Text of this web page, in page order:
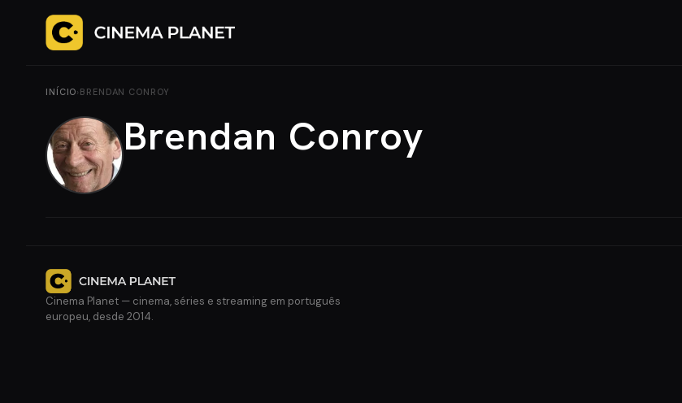
INÍCIO› BRENDAN CONROY
Brendan Conroy
Cinema Planet — cinema, séries e streaming em português
europeu, desde 2014.